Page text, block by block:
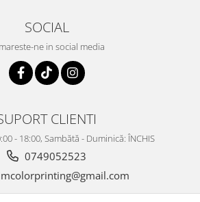
SOCIAL
ne in social media
CLIENTI
- 18:00, Sambătă - Duminică: ÎNCHIS
0749052523